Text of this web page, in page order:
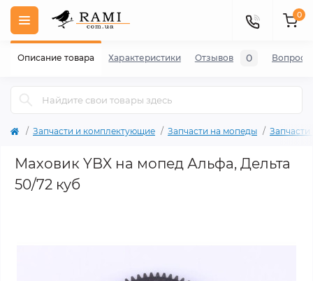
0
Запчасти и комплектующие Запчасти на мопеды
Маховик YBX на мопед Альфа, Дельта
50/72 куб
Описание товара Характеристики Отзывов 0 Вопросы